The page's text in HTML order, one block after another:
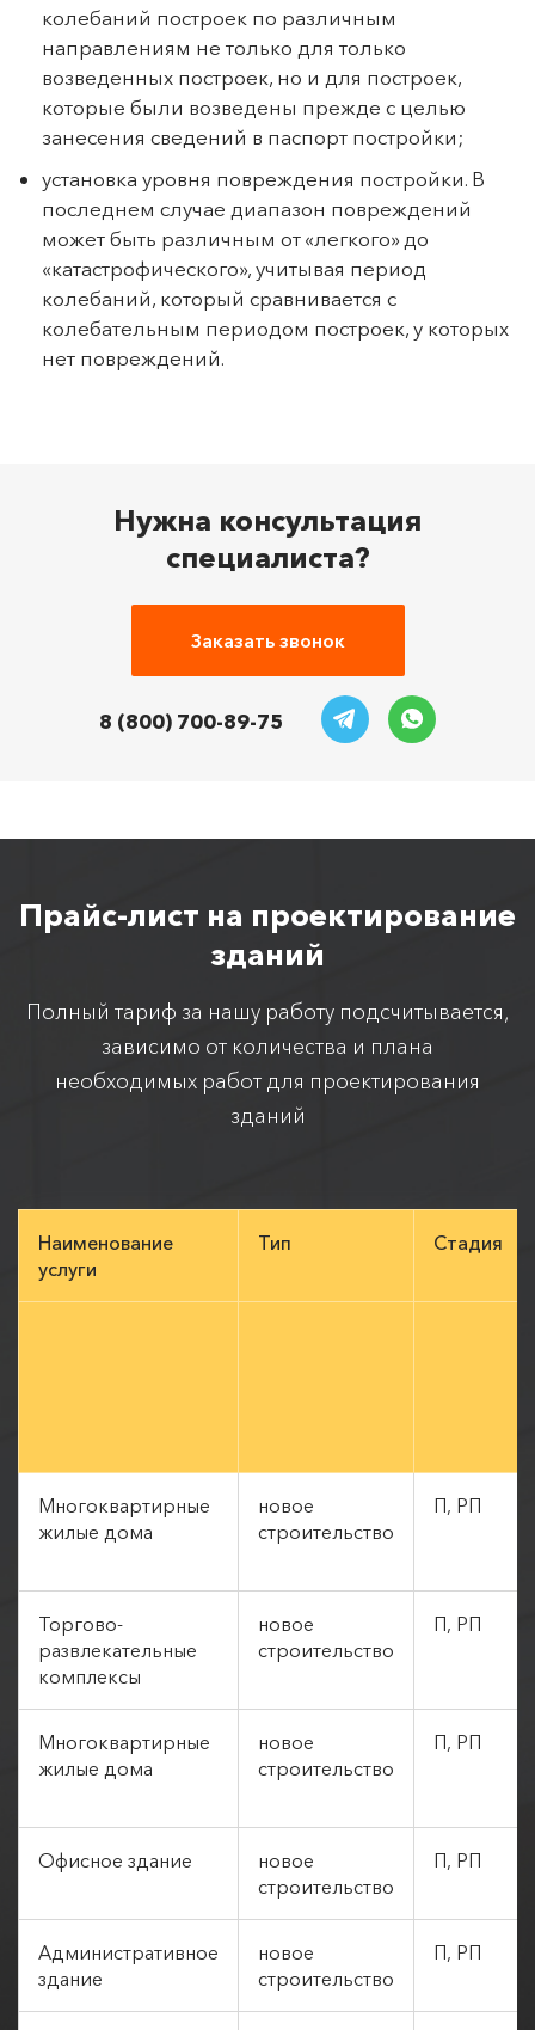
колебаний построек по различным
направлениям не только для только
возведенных построек, но и для построек,
которые были возведены прежде с целью
занесения сведений в паспорт постройки;
установка уровня повреждения постройки. В
последнем случае диапазон повреждений
может быть различным от «легкого» до
«катастрофического», учитывая период
колебаний, который сравнивается с
колебательным периодом построек, у которых
нет повреждений.
Нужна консультация
специалиста?
Заказать звонок
8 (800) 700-89-75
Прайс-лист на проектирование
зданий
Полный тариф за нашу работу подсчитывается,
зависимо от количества и плана
необходимых работ для проектирования
зданий
Наименование
услуги
Тип Стадия
Многоквартирные
жилые дома
новое
строительство
П, РП
Торгово-
развлекательные
комплексы
новое
строительство
П, РП
Многоквартирные
жилые дома
новое
строительство
П, РП
Офисное здание
новое
строительство
П, РП
Административное
здание
новое
строительство
П, РП